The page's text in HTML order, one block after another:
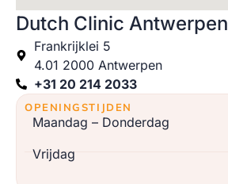
Dutch Clinic Antwerpen
Frankrijklei 5
4.01 2000 Antwerpen
+31 20 214 2033
OPENINGSTIJDEN
Maandag – Donderdag
Vrijdag